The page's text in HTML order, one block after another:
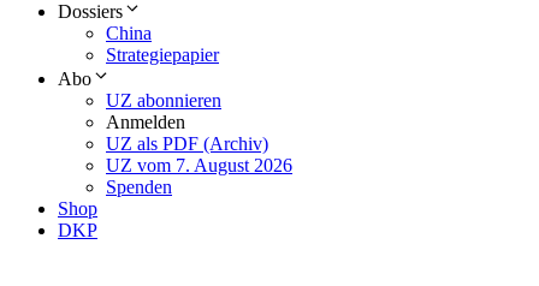
Dossiers
China
Strategiepapier
Abo
UZ abonnieren
Anmelden
UZ als PDF (Archiv)
UZ vom 7. August 2026
Spenden
Shop
DKP